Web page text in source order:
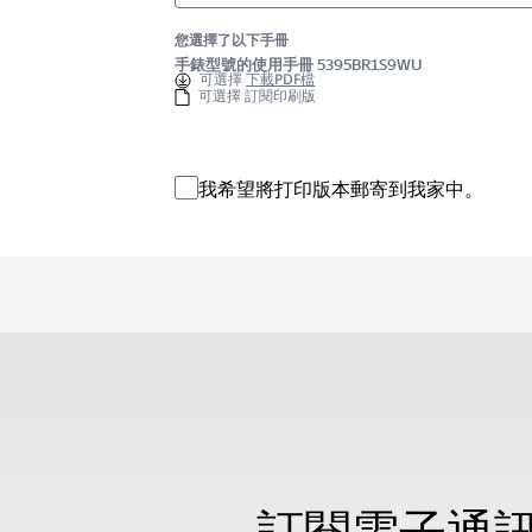
您選擇了以下手冊
手錶型號的使用手冊 5395BR1S9WU
可選擇下載PDF檔
可選擇 訂閱印刷版
我希望將打印版本郵寄到我家中。